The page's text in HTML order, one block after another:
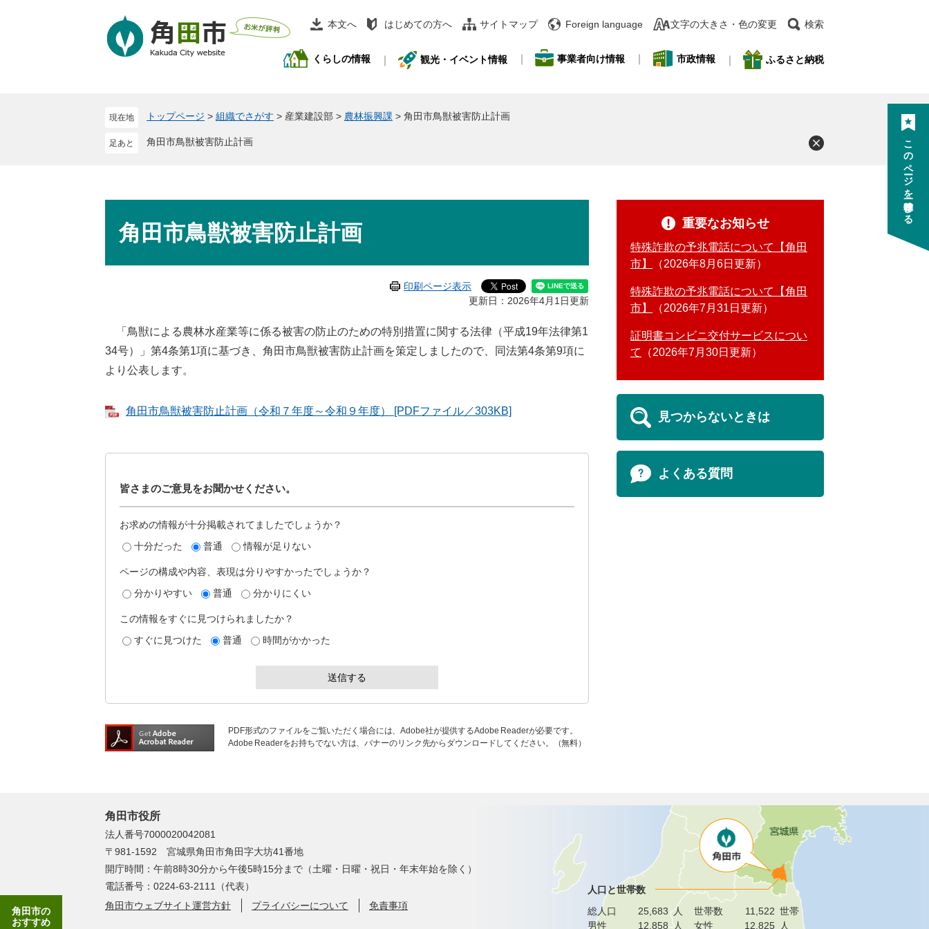
本文へ はじめての方へ サイトマップ Foreign language 文字の大きさ・色の変更 検索
くらしの情報 観光・イベント情報 事業者向け情報 市政情報 ふるさと納税
現在地 トップページ > 組織でさがす > 産業建設部 > 農林振興課 > 角田市鳥獣被害防止計画
角田市鳥獣被害防止計画
角田市鳥獣被害防止計画
印刷ページ表示
更新日：2026年4月1日更新
「鳥獣による農林水産業等に係る被害の防止のための特別措置に関する法律（平成19年法律第1
34号）」第4条第1項に基づき、角田市鳥獣被害防止計画を策定しましたので、同法第4条第9項に
より公表します。
角田市鳥獣被害防止計画（令和７年度～令和９年度） [PDFファイル／303KB]
皆さまのご意見をお聞かせください。
お求めの情報が十分掲載されてましたでしょうか？
十分だった
普通 情報が足りない
ページの構成や内容、表現は分りやすかったでしょうか？
分かりやすい
普通 分かりにくい
この情報をすぐに見つけられましたか？
すぐに見つけた
普通 時間がかかった
PDF形式のファイルをご覧いただく場合には、Adobe社が提供するAdobe Readerが必要です。
Adobe Readerをお持ちでない方は、バナーのリンク先からダウンロードしてください。（無料）
重要なお知らせ
特殊詐欺の予兆電話について【角田
市】
2026年8月6日更新
特殊詐欺の予兆電話について【角田
市】
2026年7月31日更新
証明書コンビニ交付サービスについ
て
2026年7月30日更新
見つからないときは
よくある質問
角田市役所
法人番号7000020042081
〒981-1592 宮城県角田市角田字大坊41番地
開庁時間：午前8時30分から午後5時15分まで（土曜・日曜・祝日・年末年始を除く）
電話番号：0224-63-2111（代表）
角田市ウェブサイト運営方針
プライバシーについて 免責事項
人口と世帯数
総人口
25,683 人 世帯数 11,522 世帯
男性
12,858 人 女性 12,825 人
角田市の
おすすめ
このページを一時保存する